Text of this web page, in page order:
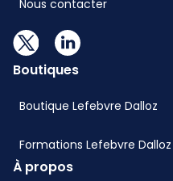
Nous contacter
Boutiques
Boutique Lefebvre Dalloz
Formations Lefebvre Dalloz
À propos